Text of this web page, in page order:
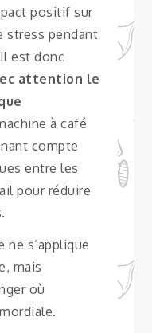
positif sur
stress pendant
est donc
attention le
à café
compte
entre les
pour réduire
ne s’applique
mais
où